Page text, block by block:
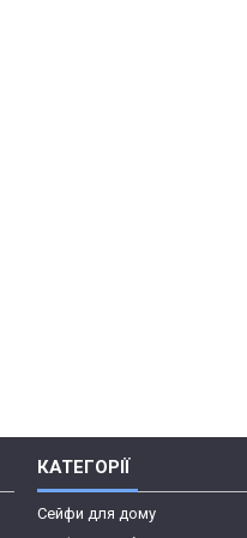
КАТЕГОРІЇ
Сейфи для дому